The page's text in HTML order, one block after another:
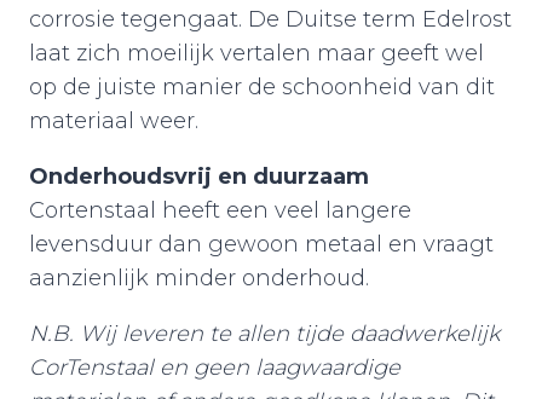
corrosie tegengaat. De Duitse term Edelrost
laat zich moeilijk vertalen maar geeft wel
op de juiste manier de schoonheid van dit
materiaal weer.
Onderhoudsvrij en duurzaam
Cortenstaal heeft een veel langere
levensduur dan gewoon metaal en vraagt
aanzienlijk minder onderhoud.
N.B. Wij leveren te allen tijde daadwerkelijk
CorTenstaal en geen laagwaardige